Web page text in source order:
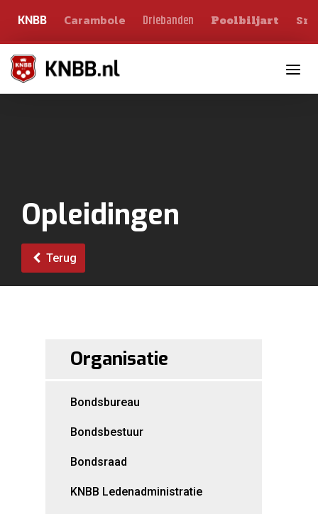
KNBB Carambole Driebanden Poolbiljart
Opleidingen
Terug
Organisatie
Bondsbureau
Bondsbestuur
Bondsraad
KNBB Ledenadministratie